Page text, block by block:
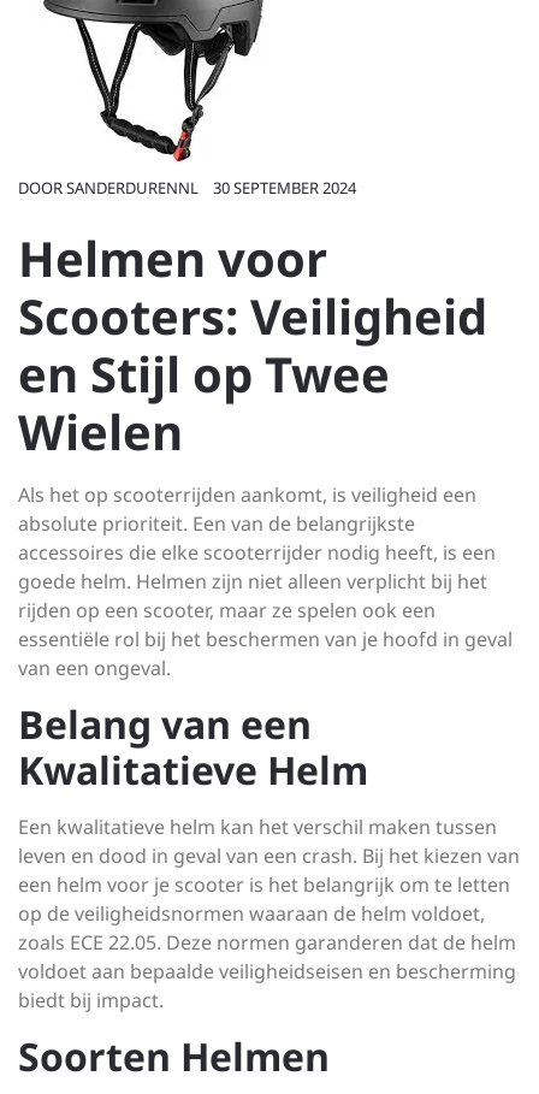
DOORSANDERDURENNL 30 SEPTEMBER 2024
Helmen voor
Scooters: Veiligheid
en Stijl op Twee
Wielen
Als het op scooterrijden aankomt, is veiligheid een
absolute prioriteit. Een van de belangrijkste
accessoires die elke scooterrijder nodig heeft, is een
goede helm. Helmen zijn niet alleen verplicht bij het
rijden op een scooter, maar ze spelen ook een
essentiële rol bij het beschermen van je hoofd in geval
van een ongeval.
Belang van een
Kwalitatieve Helm
Een kwalitatieve helm kan het verschil maken tussen
leven en dood in geval van een crash. Bij het kiezen van
een helm voor je scooter is het belangrijk om te letten
op de veiligheidsnormen waaraan de helm voldoet,
zoals ECE 22.05. Deze normen garanderen dat de helm
voldoet aan bepaalde veiligheidseisen en bescherming
biedt bij impact.
Soorten Helmen